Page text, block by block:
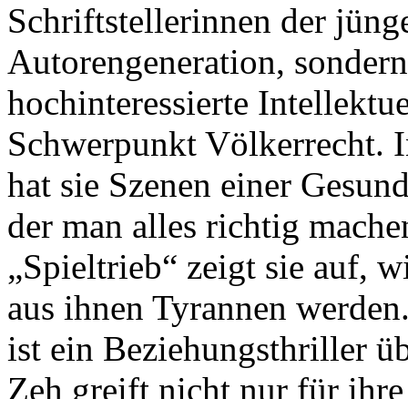
Schriftstellerinnen der
Autorengeneration,
hochinteressierte
Schwerpunkt Völkerrecht.
hat sie Szenen einer
der man alles richtig
„Spieltrieb“ zeigt sie auf,
aus ihnen Tyrannen
ist ein Beziehungsthriller
Zeh greift nicht nur für